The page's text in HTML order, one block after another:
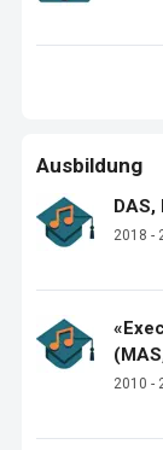
Ausbildung
2018 -
2010 -